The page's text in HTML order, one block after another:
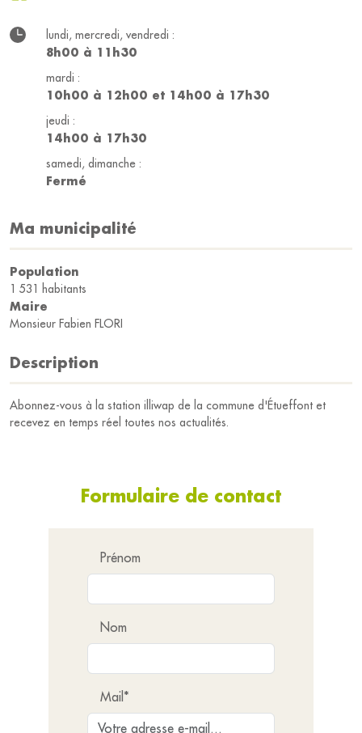
lundi, mercredi, vendredi :
8h00 à 11h30
mardi :
10h00 à 12h00 et 14h00 à 17h30
jeudi :
14h00 à 17h30
samedi, dimanche :
Fermé
Ma municipalité
Population
1 531 habitants
Maire
Monsieur Fabien FLORI
Description
Abonnez-vous à la station illiwap de la commune d'Étueffont et
recevez en temps réel toutes nos actualités.
Formulaire de contact
Prénom
Nom
Mail*